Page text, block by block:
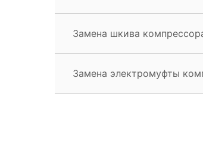
Замена шкива
Замена электромуфты